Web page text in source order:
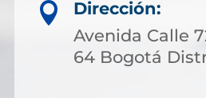

Dirección:
Avenida Calle
64 Bogotá